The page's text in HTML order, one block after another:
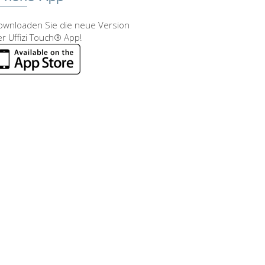
Sie die neue Version
Uffizi Touch® App!